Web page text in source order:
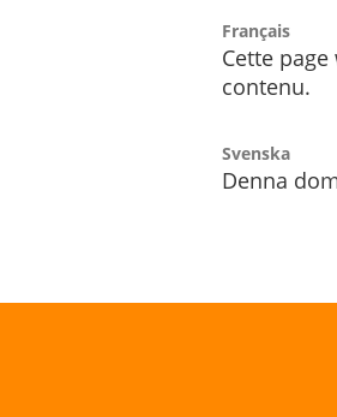
Français
Cette
contenu.
Svenska
Denna